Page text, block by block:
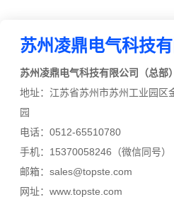
苏州凌鼎电气科技
苏州凌鼎电气科技有限公司（总部
地址：江苏省苏州市苏州工业园区
园
电话：0512-65510780
手机：15370058246 （微信同号）
邮箱：sales@topste.com
网址：www.topste.com